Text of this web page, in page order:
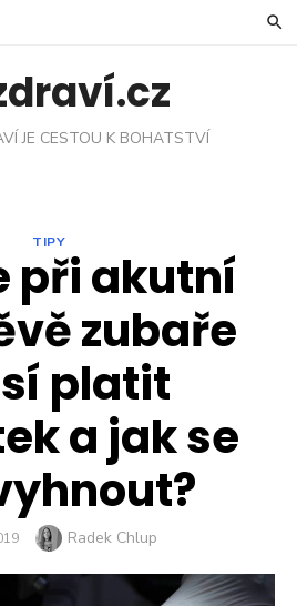
JE CESTOU K BOHATSTVÍ
TIPY
při akutní
zubaře
platit
a jak se
Author
Radek Chlup